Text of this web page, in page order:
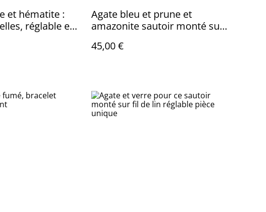
et hématite :
réglable en
Agate bleu et prune et
amazonite sautoir monté sur
45,00 €